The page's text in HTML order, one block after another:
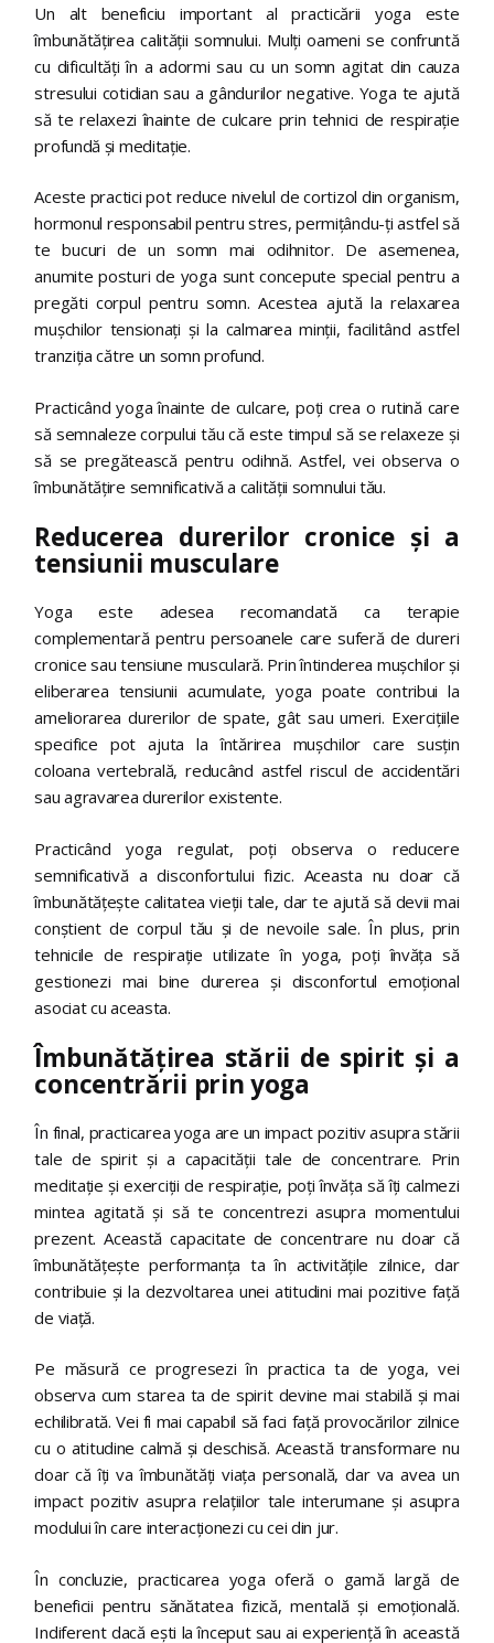
Un alt beneficiu important al practicării yoga este
îmbunătățirea calității somnului. Mulți oameni se confruntă
cu dificultăți în a adormi sau cu un somn agitat din cauza
stresului cotidian sau a gândurilor negative. Yoga te ajută
să te relaxezi înainte de culcare prin tehnici de respirație
profundă și meditație.
Aceste practici pot reduce nivelul de cortizol din organism,
hormonul responsabil pentru stres, permițându-ți astfel să
te bucuri de un somn mai odihnitor. De asemenea,
anumite posturi de yoga sunt concepute special pentru a
pregăti corpul pentru somn. Acestea ajută la relaxarea
mușchilor tensionați și la calmarea minții, facilitând astfel
tranziția către un somn profund.
Practicând yoga înainte de culcare, poți crea o rutină care
să semnaleze corpului tău că este timpul să se relaxeze și
să se pregătească pentru odihnă. Astfel, vei observa o
îmbunătățire semnificativă a calității somnului tău.
Reducerea durerilor cronice și a
tensiunii musculare
Yoga este adesea recomandată ca terapie
complementară pentru persoanele care suferă de dureri
cronice sau tensiune musculară. Prin întinderea mușchilor și
eliberarea tensiunii acumulate, yoga poate contribui la
ameliorarea durerilor de spate, gât sau umeri. Exercițiile
specifice pot ajuta la întărirea mușchilor care susțin
coloana vertebrală, reducând astfel riscul de accidentări
sau agravarea durerilor existente.
Practicând yoga regulat, poți observa o reducere
semnificativă a disconfortului fizic. Aceasta nu doar că
îmbunătățește calitatea vieții tale, dar te ajută să devii mai
conștient de corpul tău și de nevoile sale. În plus, prin
tehnicile de respirație utilizate în yoga, poți învăța să
gestionezi mai bine durerea și disconfortul emoțional
asociat cu aceasta.
Îmbunătățirea stării de spirit și a
concentrării prin yoga
În final, practicarea yoga are un impact pozitiv asupra stării
tale de spirit și a capacității tale de concentrare. Prin
meditație și exerciții de respirație, poți învăța să îți calmezi
mintea agitată și să te concentrezi asupra momentului
prezent. Această capacitate de concentrare nu doar că
îmbunătățește performanța ta în activitățile zilnice, dar
contribuie și la dezvoltarea unei atitudini mai pozitive față
de viață.
Pe măsură ce progresezi în practica ta de yoga, vei
observa cum starea ta de spirit devine mai stabilă și mai
echilibrată. Vei fi mai capabil să faci față provocărilor zilnice
cu o atitudine calmă și deschisă. Această transformare nu
doar că îți va îmbunătăți viața personală, dar va avea un
impact pozitiv asupra relațiilor tale interumane și asupra
modului în care interacționezi cu cei din jur.
În concluzie, practicarea yoga oferă o gamă largă de
beneficii pentru sănătatea fizică, mentală și emoțională.
Indiferent dacă ești la început sau ai experiență în această